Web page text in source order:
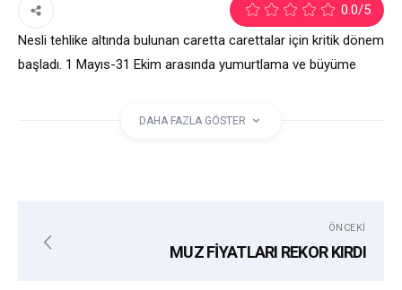
0.0/5
Nesli tehlike altında bulunan caretta carettalar için kritik dönem
başladı. 1 Mayıs-31 Ekim arasında yumurtlama ve büyüme
gerekiyor. Alanya Çevre Eğitim ve Mavi Bayrak Derneği
DAHA FAZLA GÖSTER
ÖNCEKI
MUZ FİYATLARI REKOR KIRDI